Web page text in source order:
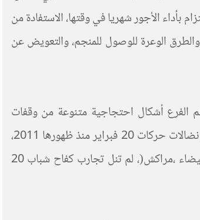
بأداء الأجور شهريا في وقتها، الاستفادة من
الوعرة للوصول للمنجم، والتعويض عن
الفرع أشكال احتجاجية متنوعة من وقفات
ومسيرات واعتصامات أمام المؤسسات العمومية مطالبين بالشغل للشباب ضحايا سياسة التشغيل المفلسة، كما لعبت هذه الفئة أدوار في تجدير نضالات حركات 20 فبراير منذ ظهورها 2011،
حيث تم تأسيس تنسيقيات الاحياء الشعبية وسطروا ملف مطلبي محلي متكامل، ونظرا لتركيز الاعلام على تجارب المراكز الكبرى )الرباط، البيضاء ،مراكش(، لم تنل تجارب كفاح شباب 20